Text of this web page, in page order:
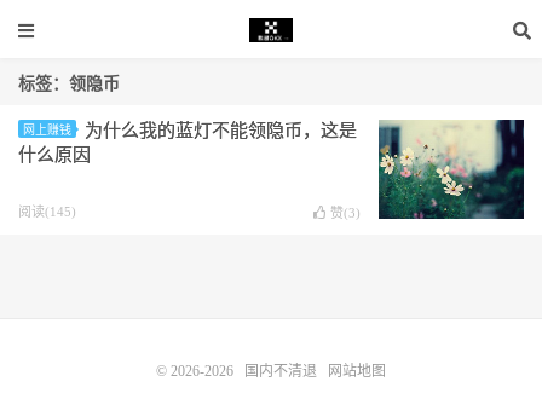
标签：领隐币
网上赚钱
为什么我的蓝灯不能领隐币，这是
什么原因
阅读(145) 赞(3)
© 2026-2026 国内不清退 网站地图